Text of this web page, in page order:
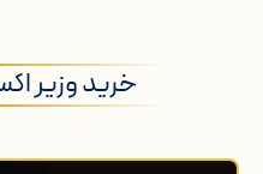
بهترین صرافی
مختلف
خرید وزیر